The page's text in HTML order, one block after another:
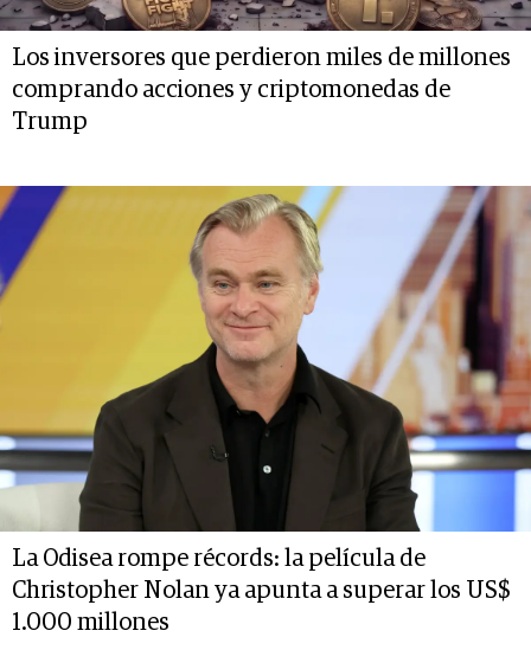
Los inversores que perdieron miles de millones
comprando acciones y criptomonedas de
Trump
La Odisea rompe récords: la película de
Christopher Nolan ya apunta a superar los US$
1.000 millones